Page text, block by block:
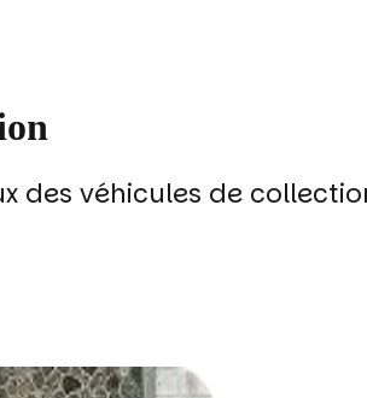
des véhicules de